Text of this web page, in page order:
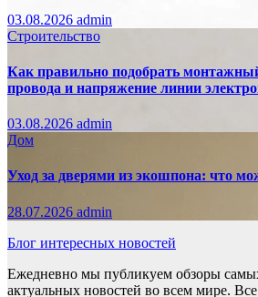
03.08.2026 admin
Строительство
Как правильно подобрать
провода и напряжение линии
03.08.2026 admin
Дом
Уход за дверями из экошпона: что
28.07.2026 admin
Блог интересных новостей
Ежедневно мы публикуем обзоры
актуальных новостей во всем мире.